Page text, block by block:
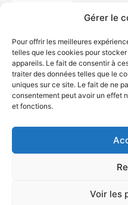
Gérer le
Pour offrir les meilleures
telles que les cookies pour
appareils. Le fait de consentir à
traiter des données telles que le
uniques sur ce site. Le fait de ne
consentement peut avoir un effet
et fonctions.
Voir les
Demande
La certification
qualité a été
délivrée
au titre de la
catégorie
d’actions
suivantes :
ACTION DE
FORMATION
Design by
Conditions générales de